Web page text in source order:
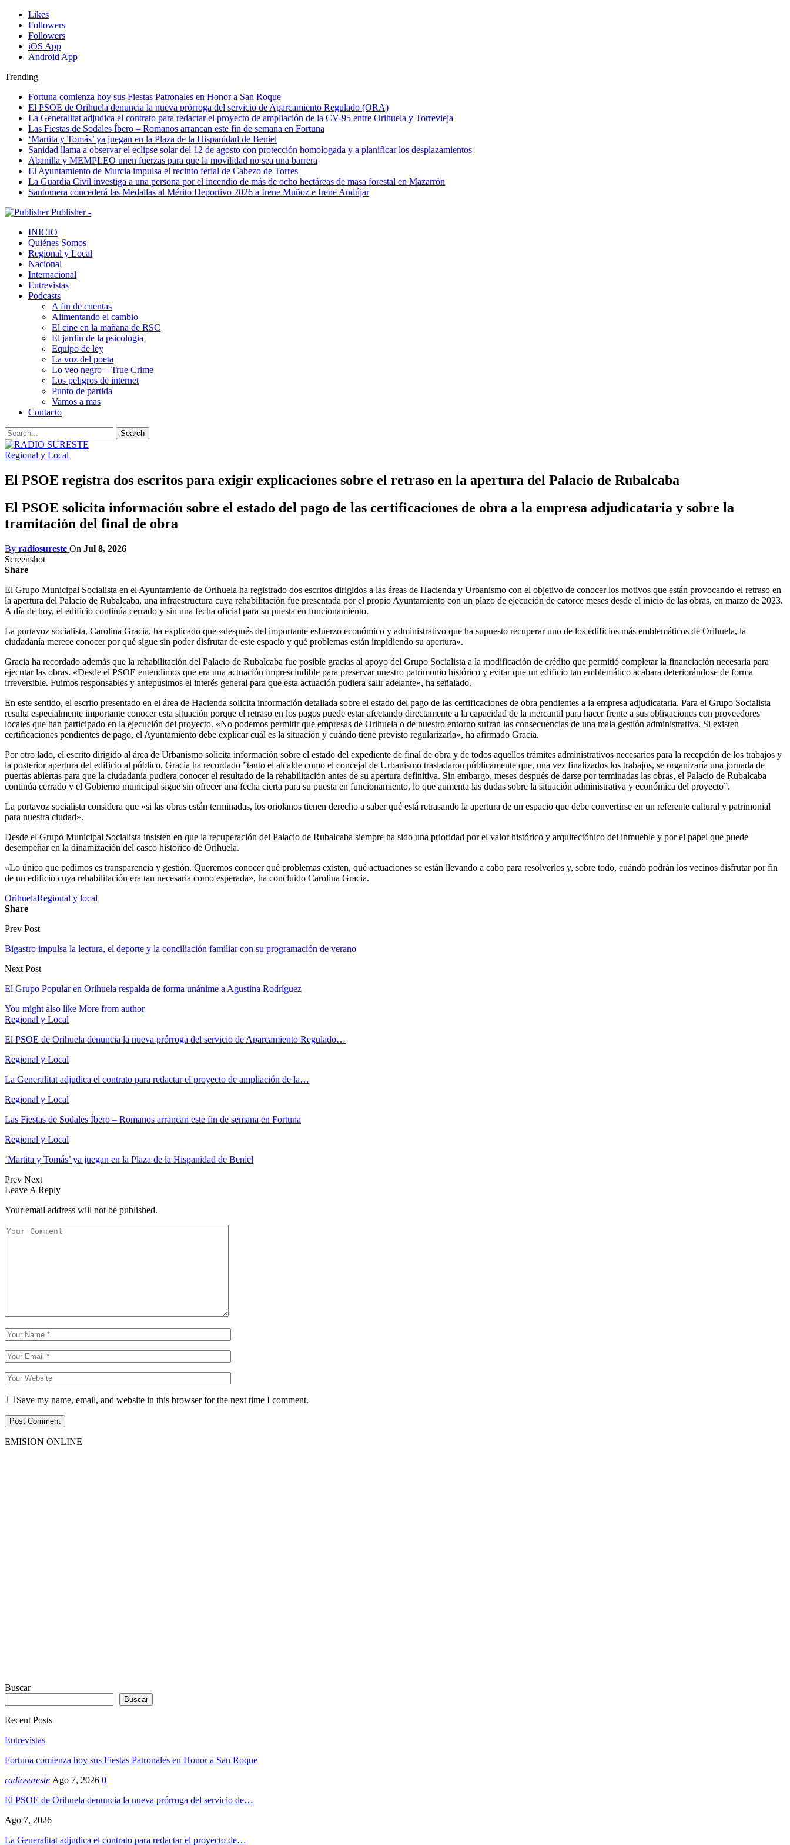
Likes
Followers
Followers
iOS App
Android App
Trending
Fortuna comienza hoy sus Fiestas Patronales en Honor a San Roque
El PSOE de Orihuela denuncia la nueva prórroga del servicio de Aparcamiento Regulado (ORA)
La Generalitat adjudica el contrato para redactar el proyecto de ampliación de la CV-95 entre Orihuela y Torrevieja
Las Fiestas de Sodales Íbero – Romanos arrancan este fin de semana en Fortuna
‘Martita y Tomás’ ya juegan en la Plaza de la Hispanidad de Beniel
Sanidad llama a observar el eclipse solar del 12 de agosto con protección homologada y a planificar los desplazamientos
Abanilla y MEMPLEO unen fuerzas para que la movilidad no sea una barrera
El Ayuntamiento de Murcia impulsa el recinto ferial de Cabezo de Torres
La Guardia Civil investiga a una persona por el incendio de más de ocho hectáreas de masa forestal en Mazarrón
Santomera concederá las Medallas al Mérito Deportivo 2026 a Irene Muñoz e Irene Andújar
Publisher -
INICIO
Quiénes Somos
Regional y Local
Nacional
Internacional
Entrevistas
Podcasts
A fin de cuentas
Alimentando el cambio
El cine en la mañana de RSC
El jardin de la psicologia
Equipo de ley
La voz del poeta
Lo veo negro – True Crime
Los peligros de internet
Punto de partida
Vamos a mas
Contacto
Regional y Local
El PSOE registra dos escritos para exigir explicaciones sobre el retraso en la apertura del Palacio de Rubalcaba
El PSOE solicita información sobre el estado del pago de las certificaciones de obra a la empresa adjudicataria y sobre la
tramitación del final de obra
By radiosureste On Jul 8, 2026
Screenshot
Share
El Grupo Municipal Socialista en el Ayuntamiento de Orihuela ha registrado dos escritos dirigidos a las áreas de Hacienda y Urbanismo con el objetivo de conocer los motivos que están provocando el retraso en
la apertura del Palacio de Rubalcaba, una infraestructura cuya rehabilitación fue presentada por el propio Ayuntamiento con un plazo de ejecución de catorce meses desde el inicio de las obras, en marzo de 2023.
A día de hoy, el edificio continúa cerrado y sin una fecha oficial para su puesta en funcionamiento.
La portavoz socialista, Carolina Gracia, ha explicado que «después del importante esfuerzo económico y administrativo que ha supuesto recuperar uno de los edificios más emblemáticos de Orihuela, la
ciudadanía merece conocer por qué sigue sin poder disfrutar de este espacio y qué problemas están impidiendo su apertura».
Gracia ha recordado además que la rehabilitación del Palacio de Rubalcaba fue posible gracias al apoyo del Grupo Socialista a la modificación de crédito que permitió completar la financiación necesaria para
ejecutar las obras. «Desde el PSOE entendimos que era una actuación imprescindible para preservar nuestro patrimonio histórico y evitar que un edificio tan emblemático acabara deteriorándose de forma
irreversible. Fuimos responsables y antepusimos el interés general para que esta actuación pudiera salir adelante», ha señalado.
En este sentido, el escrito presentado en el área de Hacienda solicita información detallada sobre el estado del pago de las certificaciones de obra pendientes a la empresa adjudicataria. Para el Grupo Socialista
resulta especialmente importante conocer esta situación porque el retraso en los pagos puede estar afectando directamente a la capacidad de la mercantil para hacer frente a sus obligaciones con proveedores
locales que han participado en la ejecución del proyecto. «No podemos permitir que empresas de Orihuela o de nuestro entorno sufran las consecuencias de una mala gestión administrativa. Si existen
certificaciones pendientes de pago, el Ayuntamiento debe explicar cuál es la situación y cuándo tiene previsto regularizarla», ha afirmado Gracia.
Por otro lado, el escrito dirigido al área de Urbanismo solicita información sobre el estado del expediente de final de obra y de todos aquellos trámites administrativos necesarios para la recepción de los trabajos y
la posterior apertura del edificio al público. Gracia ha recordado ”tanto el alcalde como el concejal de Urbanismo trasladaron públicamente que, una vez finalizados los trabajos, se organizaría una jornada de
puertas abiertas para que la ciudadanía pudiera conocer el resultado de la rehabilitación antes de su apertura definitiva. Sin embargo, meses después de darse por terminadas las obras, el Palacio de Rubalcaba
continúa cerrado y el Gobierno municipal sigue sin ofrecer una fecha cierta para su puesta en funcionamiento, lo que aumenta las dudas sobre la situación administrativa y económica del proyecto”.
La portavoz socialista considera que «si las obras están terminadas, los oriolanos tienen derecho a saber qué está retrasando la apertura de un espacio que debe convertirse en un referente cultural y patrimonial
para nuestra ciudad».
Desde el Grupo Municipal Socialista insisten en que la recuperación del Palacio de Rubalcaba siempre ha sido una prioridad por el valor histórico y arquitectónico del inmueble y por el papel que puede
desempeñar en la dinamización del casco histórico de Orihuela.
«Lo único que pedimos es transparencia y gestión. Queremos conocer qué problemas existen, qué actuaciones se están llevando a cabo para resolverlos y, sobre todo, cuándo podrán los vecinos disfrutar por fin
de un edificio cuya rehabilitación era tan necesaria como esperada», ha concluido Carolina Gracia.
OrihuelaRegional y local
Share
Prev Post
Bigastro impulsa la lectura, el deporte y la conciliación familiar con su programación de verano
Next Post
El Grupo Popular en Orihuela respalda de forma unánime a Agustina Rodríguez
You might also like More from author
Regional y Local
El PSOE de Orihuela denuncia la nueva prórroga del servicio de Aparcamiento Regulado…
Regional y Local
La Generalitat adjudica el contrato para redactar el proyecto de ampliación de la…
Regional y Local
Las Fiestas de Sodales Íbero – Romanos arrancan este fin de semana en Fortuna
Regional y Local
‘Martita y Tomás’ ya juegan en la Plaza de la Hispanidad de Beniel
Prev Next
Leave A Reply
Your email address will not be published.
Save my name, email, and website in this browser for the next time I comment.
EMISION ONLINE
Buscar
Buscar
Recent Posts
Entrevistas
Fortuna comienza hoy sus Fiestas Patronales en Honor a San Roque
radiosureste Ago 7, 2026 0
El PSOE de Orihuela denuncia la nueva prórroga del servicio de…
Ago 7, 2026
La Generalitat adjudica el contrato para redactar el proyecto de…